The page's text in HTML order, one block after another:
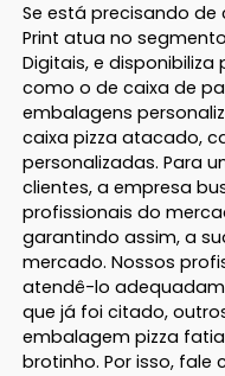
Se está precisando de
Print atua no
Digitais, e disponibiliza
como o de caixa de
embalagens
caixa pizza atacado,
personalizadas. Para
clientes, a empresa
profissionais do
garantindo assim, a
mercado. Nossos
atendê-lo
que já foi citado,
embalagem pizza
brotinho. Por isso, fale